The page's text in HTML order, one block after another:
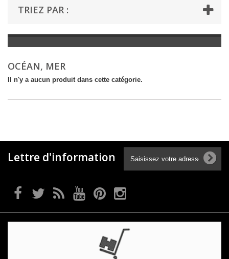
LIVRES ANCIENS AVANT 1900
TRIEZ PAR :
OCÉAN, MER
Il n'y a aucun produit dans cette catégorie.
Lettre d'information